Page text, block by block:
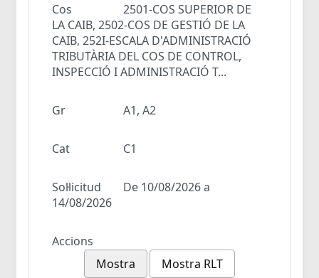
Cos
2501-COS SUPERIOR DE
LA CAIB, 2502-COS DE GESTIÓ DE LA
CAIB, 252I-ESCALA D'ADMINISTRACIÓ
TRIBUTÀRIA DEL COS DE CONTROL,
INSPECCIÓ I ADMINISTRACIÓ T...
Gr A1, A2
Cat C1
Sol·licitud
De 10/08/2026 a
14/08/2026
Accions
Mostra
Mostra RLT